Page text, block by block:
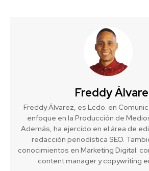
Freddy
Freddy Álvarez, es Lcdo. en
enfoque en la Producción de
Además, ha ejercido en el área de
redacción periodística SEO.
conocimientos en Marketing Digital:
content manager y copywriting